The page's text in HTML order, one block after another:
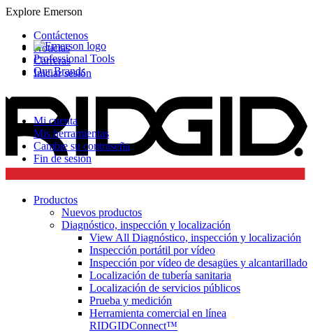
Explore Emerson
Professional Tools
Our Brands
Contáctenos
Noticias
Carreras
Iniciar sesión
Mi cuenta
Mis herramientas
Cambie su contraseña
Fin de sesión
Productos
Nuevos productos
Diagnóstico, inspección y localización
View All Diagnóstico, inspección y localización
Inspección portátil por vídeo
Inspección por vídeo de desagües y alcantarillado
Localización de tubería sanitaria
Localización de servicios públicos
Prueba y medición
Herramienta comercial en línea
RIDGIDConnect™